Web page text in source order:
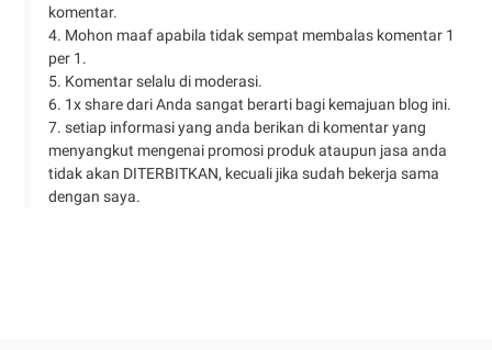
komentar.
4. Mohon maaf apabila tidak sempat membalas komentar 1
per 1.
5. Komentar selalu di moderasi.
6. 1x share dari Anda sangat berarti bagi kemajuan blog ini.
7. setiap informasi yang anda berikan di komentar yang
menyangkut mengenai promosi produk ataupun jasa anda
tidak akan DITERBITKAN, kecuali jika sudah bekerja sama
dengan saya.